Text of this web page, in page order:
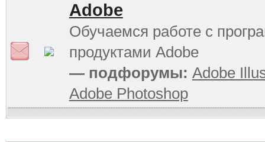
Adobe
Обучаемся работе с
продуктами Adobe
— подфорумы: Adobe
Adobe Photoshop